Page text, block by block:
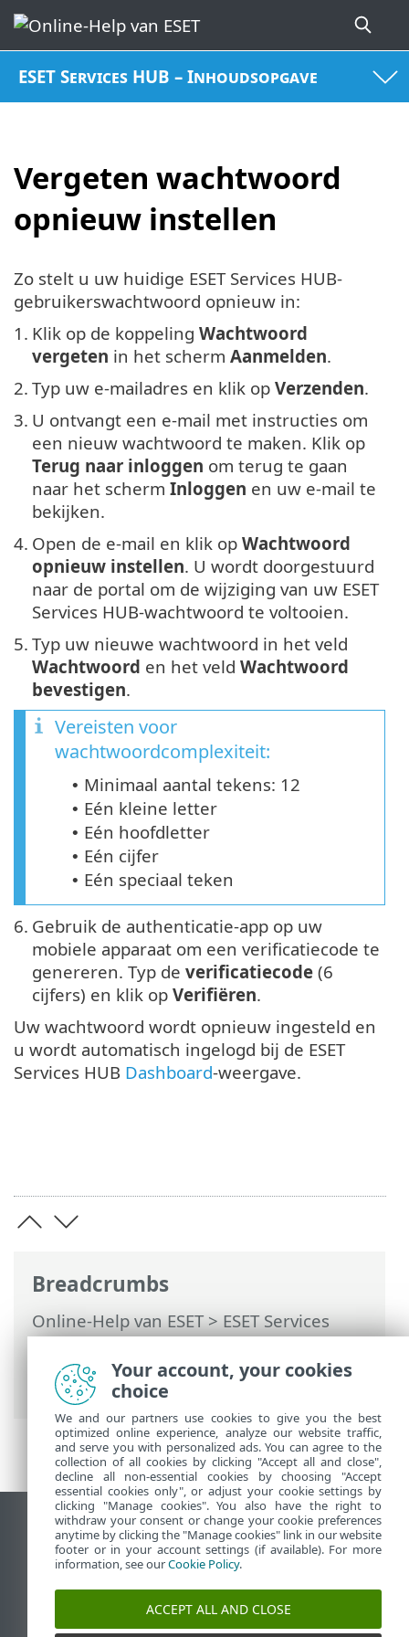
ESET Services HUB – Inhoudsopgave
Vergeten wachtwoord
opnieuw instellen
Breadcrumbs
Online-Help van ESET>ESET Services
HUB>ESET Services HUB gebruiken>
Gebruikersbeheer> Vergeten
wachtwoord opnieuw instellen
Zo stelt u uw huidige ESET Services HUB-
gebruikerswachtwoord opnieuw in:
1. Klik op de koppeling Wachtwoord
vergeten in het scherm Aanmelden.
2. Typ uw e-mailadres en klik op Verzenden.
3. U ontvangt een e-mail met instructies om
een nieuw wachtwoord te maken. Klik op
Terug naar inloggen om terug te gaan
naar het scherm Inloggen en uw e-mail te
bekijken.
4. Open de e-mail en klik op Wachtwoord
opnieuw instellen. U wordt doorgestuurd
naar de portal om de wijziging van uw ESET
Services HUB-wachtwoord te voltooien.
5. Typ uw nieuwe wachtwoord in het veld
Wachtwoord en het veld Wachtwoord
bevestigen.
Vereisten voor
wachtwoordcomplexiteit:
• Minimaal aantal tekens: 12
• Eén kleine letter
• Eén hoofdletter
• Eén cijfer
• Eén speciaal teken
6. Gebruik de authenticatie-app op uw
mobiele apparaat om een verificatiecode te
genereren. Typ de verificatiecode (6
cijfers) en klik op Verifiëren.
Uw wachtwoord wordt opnieuw ingesteld en
u wordt automatisch ingelogd bij de ESET
Services HUB Dashboard-weergave.
Bureaubladwebsite weergeven
End of Life
ESET Kennisbank
ESET-forum
ESET Status Portal
Your account, your cookies
choice
We and our partners use cookies to give you the best
optimized online experience, analyze our website traffic,
and serve you with personalized ads. You can agree to the
collection of all cookies by clicking "Accept all and close",
decline all non-essential cookies by choosing "Accept
essential cookies only", or adjust your cookie settings by
clicking "Manage cookies". You also have the right to
withdraw your consent or change your cookie preferences
anytime by clicking the "Manage cookies" link in our website
footer or in your account settings (if available). For more
information, see ourCookie Policy.
ACCEPT ALL AND CLOSE